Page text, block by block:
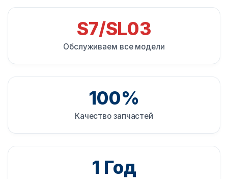
S7/SL03
Обслуживаем все модели
100%
Качество запчастей
1 Год